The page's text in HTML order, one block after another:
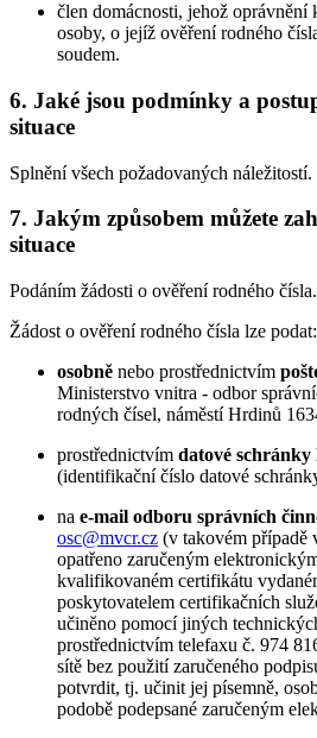
člen domácnosti, jehož oprávnění
osoby, o jejíž ověření rodného
soudem.
6. Jaké jsou podmínky a
situace
Splnění všech požadovaných náležitostí.
7. Jakým způsobem můžete
situace
Podáním žádosti o ověření rodného čísla.
Žádost o ověření rodného čísla lze podat:
osobně nebo prostřednictvím
Ministerstvo vnitra - odbor
rodných čísel, náměstí Hrdinů
prostřednictvím datové
(identifikační číslo datové
na e-mail odboru správních
osc@mvcr.cz (v takovém případě
opatřeno zaručeným
kvalifikovaném certifikátu
poskytovatelem certifikačních
učiněno pomocí jiných
prostřednictvím telefaxu č. 974
sítě bez použití zaručeného
potvrdit, tj. učinit jej písemně,
podobě podepsané zaručeným